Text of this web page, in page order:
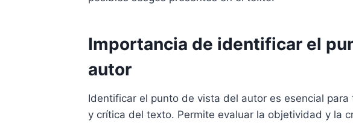
Importancia de identificar el
autor
Identificar el punto de vista del autor es esencial
y crítica del texto. Permite evaluar la objetividad y la